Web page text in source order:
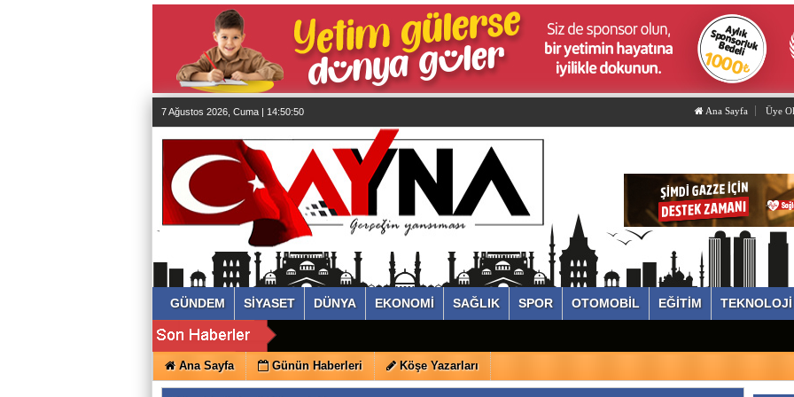
7 Ağustos 2026, Cuma | 14:50:51 Ana Sayfa Üye Ol
GÜNDEM SİYASET DÜNYA EKONOMİ SAĞLIK SPOR OTOMOBİL EĞİTİM TEKNOLOJİ
Ana Sayfa Günün Haberleri Köşe Yazarları